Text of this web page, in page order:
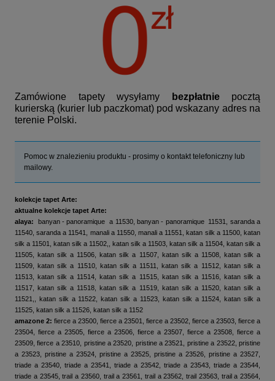
Zamówione tapety wysyłamy bezpłatniepocztą
kurierską (kurier lub paczkomat) pod wskazany adres na
terenie Polski.
Pomoc w znalezieniu produktu - prosimy o kontakt telefoniczny lub
mailowy.
kolekcje tapet Arte:
aktualne kolekcje tapet Arte:
alaya:
banyan - panoramique a 11530, banyan - panoramique 11531, saranda a
11540, saranda a 11541, manali a 11550, manali a 11551, katan silk a 11500, katan
silk a 11501, katan silk a 11502,, katan silk a 11503, katan silk a 11504, katan silk a
11505, katan silk a 11506, katan silk a 11507, katan silk a 11508, katan silk a
11509, katan silk a 11510, katan silk a 11511, katan silk a 11512, katan silk a
11513, katan silk a 11514, katan silk a 11515, katan silk a 11516, katan silk a
11517, katan silk a 11518, katan silk a 11519, katan silk a 11520, katan silk a
11521,, katan silk a 11522, katan silk a 11523, katan silk a 11524, katan silk a
11525, katan silk a 11526, katan silk a 1152
amazone 2: fierce a 23500, fierce a 23501, fierce a 23502, fierce a 23503, fierce a
23504, fierce a 23505, fierce a 23506, fierce a 23507, fierce a 23508, fierce a
23509, fierce a 23510, pristine a 23520, pristine a 23521, pristine a 23522, pristine
a 23523, pristine a 23524, pristine a 23525, pristine a 23526, pristine a 23527,
triade a 23540, triade a 23541, triade a 23542, triade a 23543, triade a 23544,
triade a 23545, trail a 23560, trail a 23561, trail a 23562, trail 23563, trail a 23564,